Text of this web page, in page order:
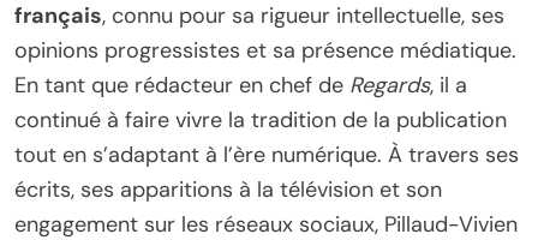
français, connu pour sa rigueur intellectuelle, ses
opinions progressistes et sa présence médiatique.
En tant que rédacteur en chef de Regards, il a
continué à faire vivre la tradition de la publication
tout en s’adaptant à l’ère numérique. À travers ses
écrits, ses apparitions à la télévision et son
engagement sur les réseaux sociaux, Pillaud-Vivien